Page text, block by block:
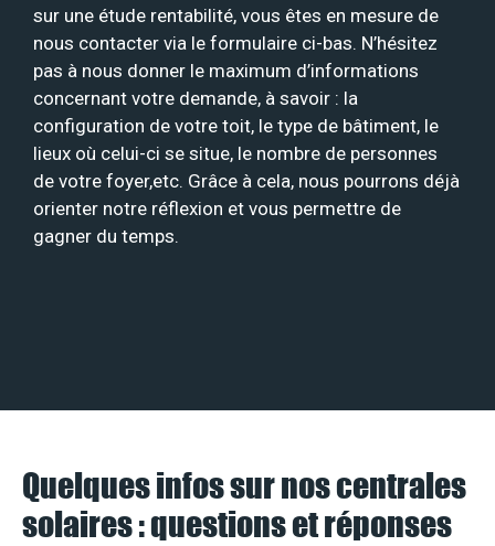
sur une étude rentabilité, vous êtes en mesure de
nous contacter via le formulaire ci-bas. N’hésitez
pas à nous donner le maximum d’informations
concernant votre demande, à savoir : la
configuration de votre toit, le type de bâtiment, le
lieux où celui-ci se situe, le nombre de personnes
de votre foyer,etc. Grâce à cela, nous pourrons déjà
orienter notre réflexion et vous permettre de
gagner du temps.
Quelques infos sur nos centrales
solaires : questions et réponses